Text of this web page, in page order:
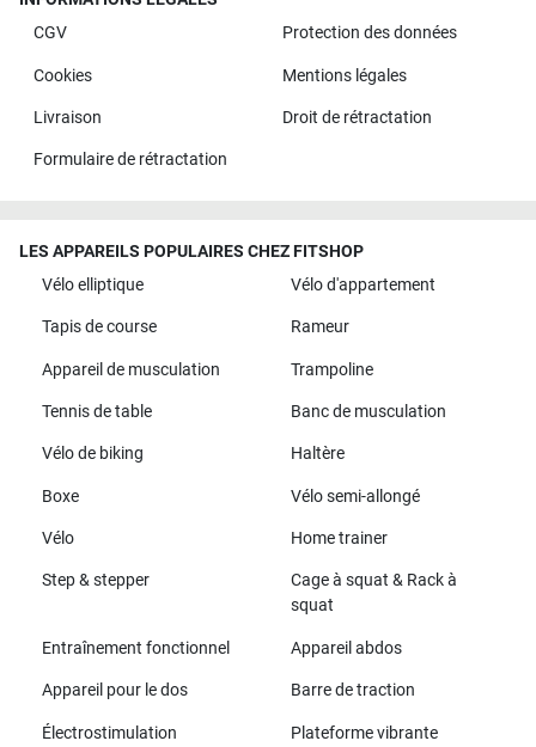
CGV
Protection des données
Cookies Mentions légales
Livraison Droit de rétractation
Formulaire de rétractation
LES APPAREILS POPULAIRES CHEZ FITSHOP
Vélo elliptique
Vélo d'appartement
Tapis de course Rameur
Appareil de musculation Trampoline
Tennis de table Banc de musculation
Vélo de biking Haltère
Boxe Vélo semi-allongé
Vélo Home trainer
Step & stepper
Cage à squat & Rack à
squat
Entraînement fonctionnel Appareil abdos
Appareil pour le dos Barre de traction
Électrostimulation Plateforme vibrante